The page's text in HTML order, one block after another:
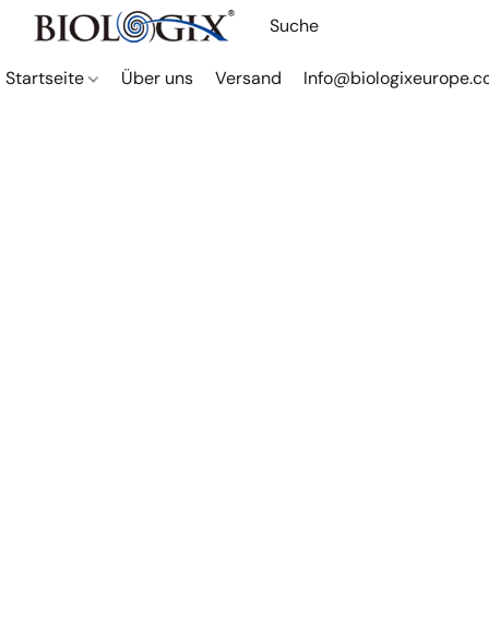
Startseite Über uns Versand